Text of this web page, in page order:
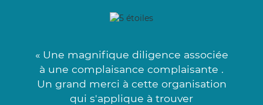
« Une magnifique diligence associée
à une complaisance complaisante .
Un grand merci à cette organisation
qui s'applique à trouver